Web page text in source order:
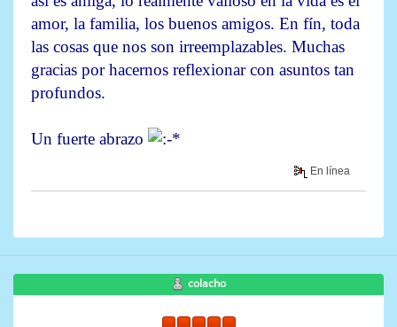
amor, la familia, los buenos amigos. En fín, toda
las cosas que nos son irreemplazables. Muchas
gracias por hacernos reflexionar con asuntos tan
profundos.
Un fuerte abrazo
En línea
colacho